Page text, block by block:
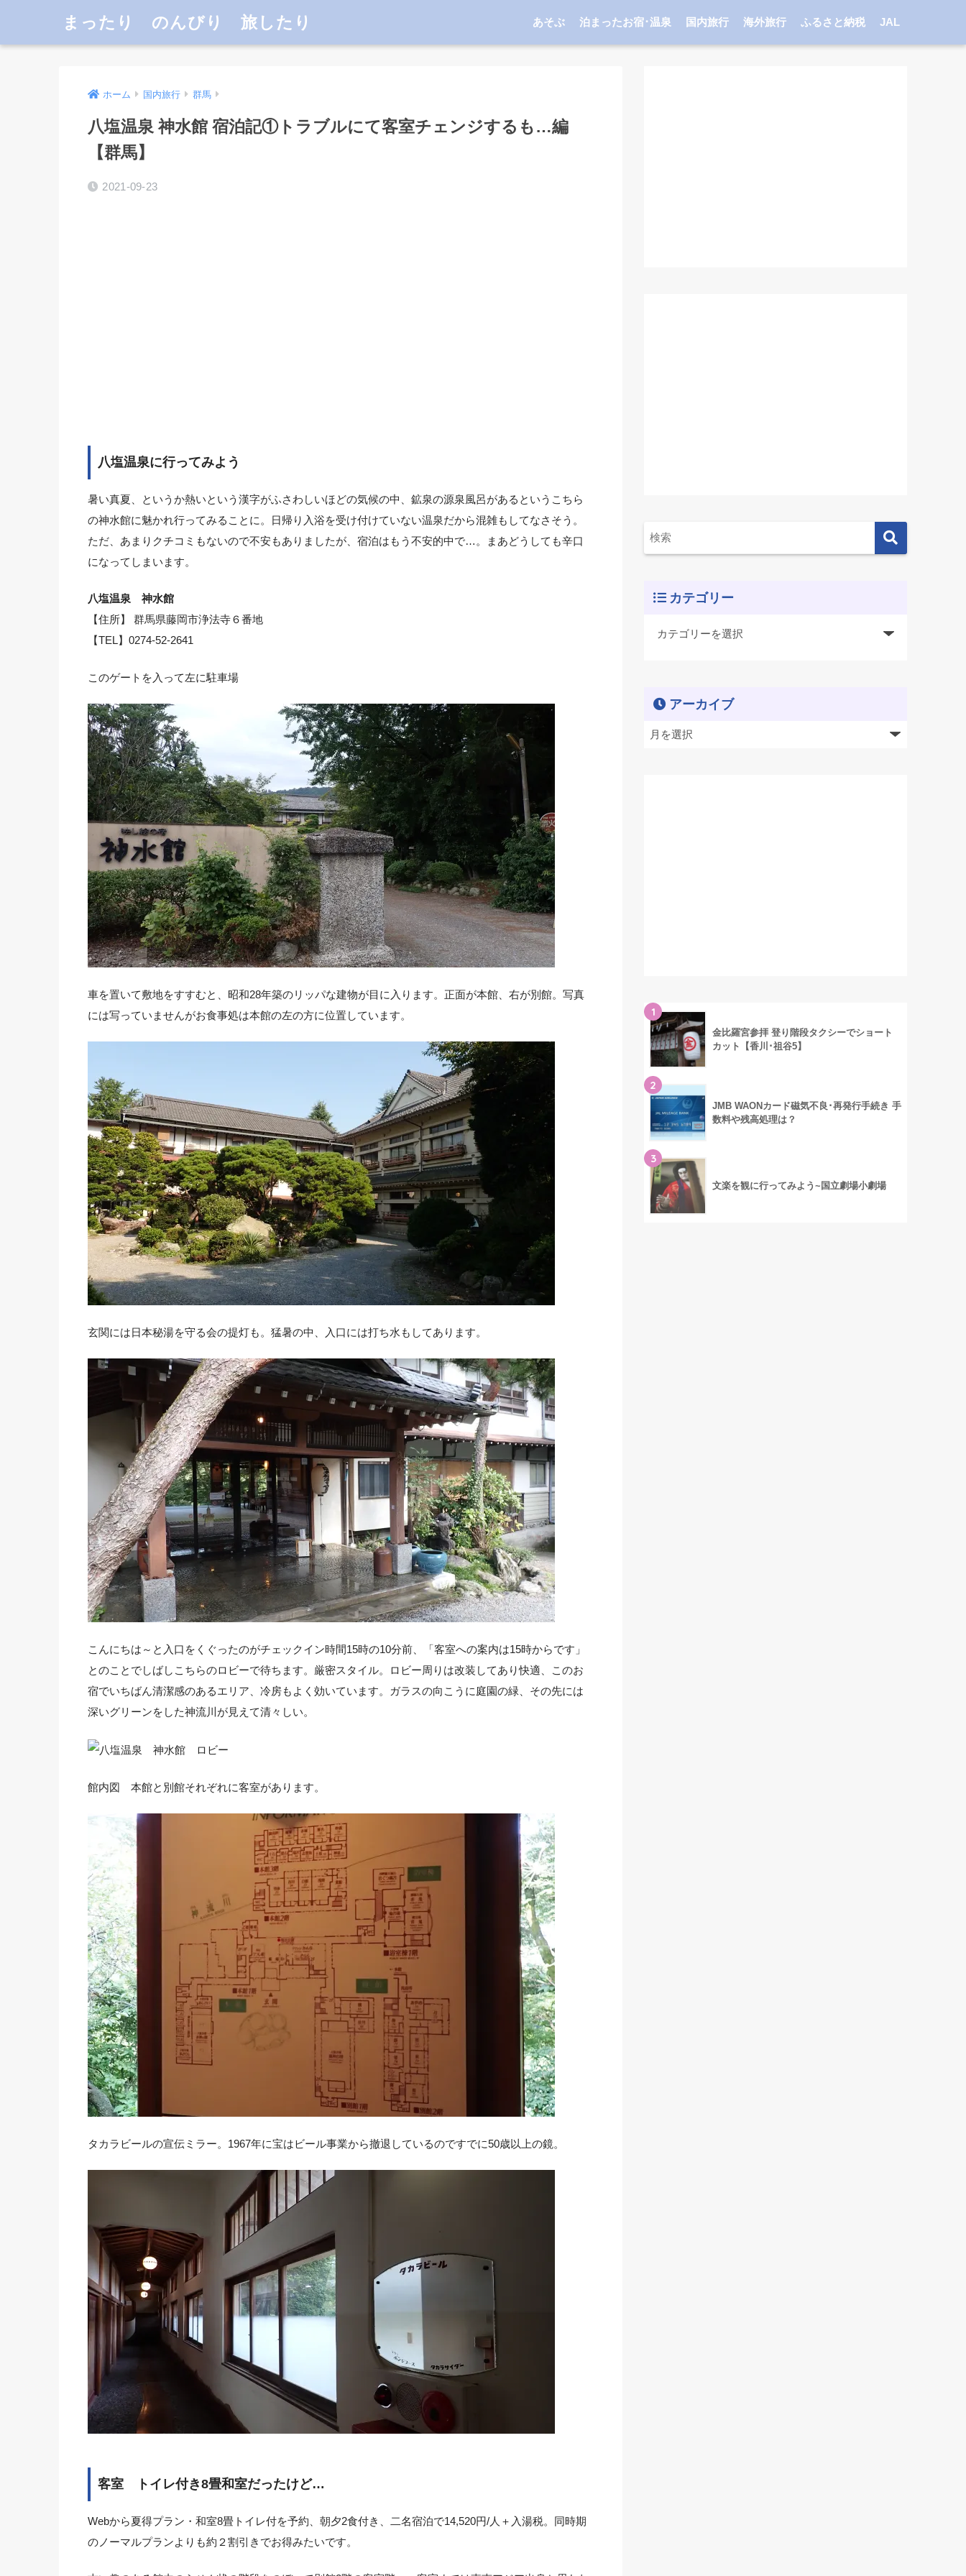
まったり のんびり 旅したり あそぶ 泊まったお宿･温泉 国内旅行 海外旅行 ふるさと納税 JAL
ホーム 国内旅行 群馬
八塩温泉 神水館 宿泊記①トラブルにて客室チェンジするも…編
【群馬】
2021-09-23
八塩温泉に行ってみよう
暑い真夏、というか熱いという漢字がふさわしいほどの気候の中、鉱泉の源泉風呂があるというこちら
の神水館に魅かれ行ってみることに。日帰り入浴を受け付けていない温泉だから混雑もしてなさそう。
ただ、あまりクチコミもないので不安もありましたが、宿泊はもう不安的中で…。まあどうしても辛口
になってしまいます。
八塩温泉 神水館
【住所】 群馬県藤岡市浄法寺６番地
【TEL】0274-52-2641
このゲートを入って左に駐車場
車を置いて敷地をすすむと、昭和28年築のリッパな建物が目に入ります。正面が本館、右が別館。写真
には写っていませんがお食事処は本館の左の方に位置しています。
玄関には日本秘湯を守る会の提灯も。猛暑の中、入口には打ち水もしてあります。
こんにちは～と入口をくぐったのがチェックイン時間15時の10分前、「客室への案内は15時からです」
とのことでしばしこちらのロビーで待ちます。厳密スタイル。ロビー周りは改装してあり快適、このお
宿でいちばん清潔感のあるエリア、冷房もよく効いています。ガラスの向こうに庭園の緑、その先には
深いグリーンをした神流川が見えて清々しい。
館内図 本館と別館それぞれに客室があります。
タカラビールの宣伝ミラー。1967年に宝はビール事業から撤退しているのですでに50歳以上の鏡。
客室 トイレ付き8畳和室だったけど…
Webから夏得プラン・和室8畳トイレ付を予約、朝夕2食付き、二名宿泊で14,520円/人＋入湯税。同時期
のノーマルプランよりも約２割引きでお得みたいです。
カテゴリー
アーカイブ
1
金比羅宮参拝 登り階段タクシーでショート
カット【香川･祖谷5】
2
JMB WAONカード磁気不良･再発行手続き 手
数料や残高処理は？
3
文楽を観に行ってみよう~国立劇場小劇場